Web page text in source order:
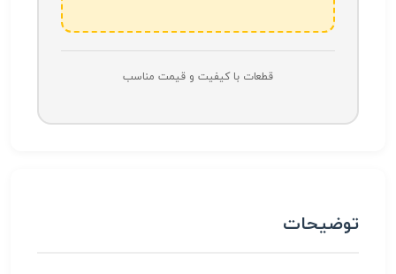
قطعات با کیفیت و قیمت مناسب
توضیحات